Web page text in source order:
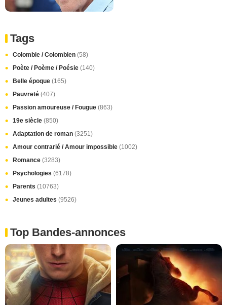
Tags
Colombie / Colombien (58)
Poète / Poème / Poésie (140)
Belle époque (165)
Pauvreté (407)
Passion amoureuse / Fougue (863)
19e siècle (850)
Adaptation de roman (3251)
Amour contrarié / Amour impossible (1002)
Romance (3283)
Psychologies (6178)
Parents (10763)
Jeunes adultes (9526)
Top Bandes-annonces